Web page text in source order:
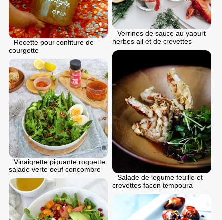
Recette pour confiture de
courgette
Verrines de sauce au yaourt
herbes ail et de crevettes
Salade de legume feuille et
crevettes facon tempoura
Vinaigrette piquante roquette
salade verte oeuf concombre